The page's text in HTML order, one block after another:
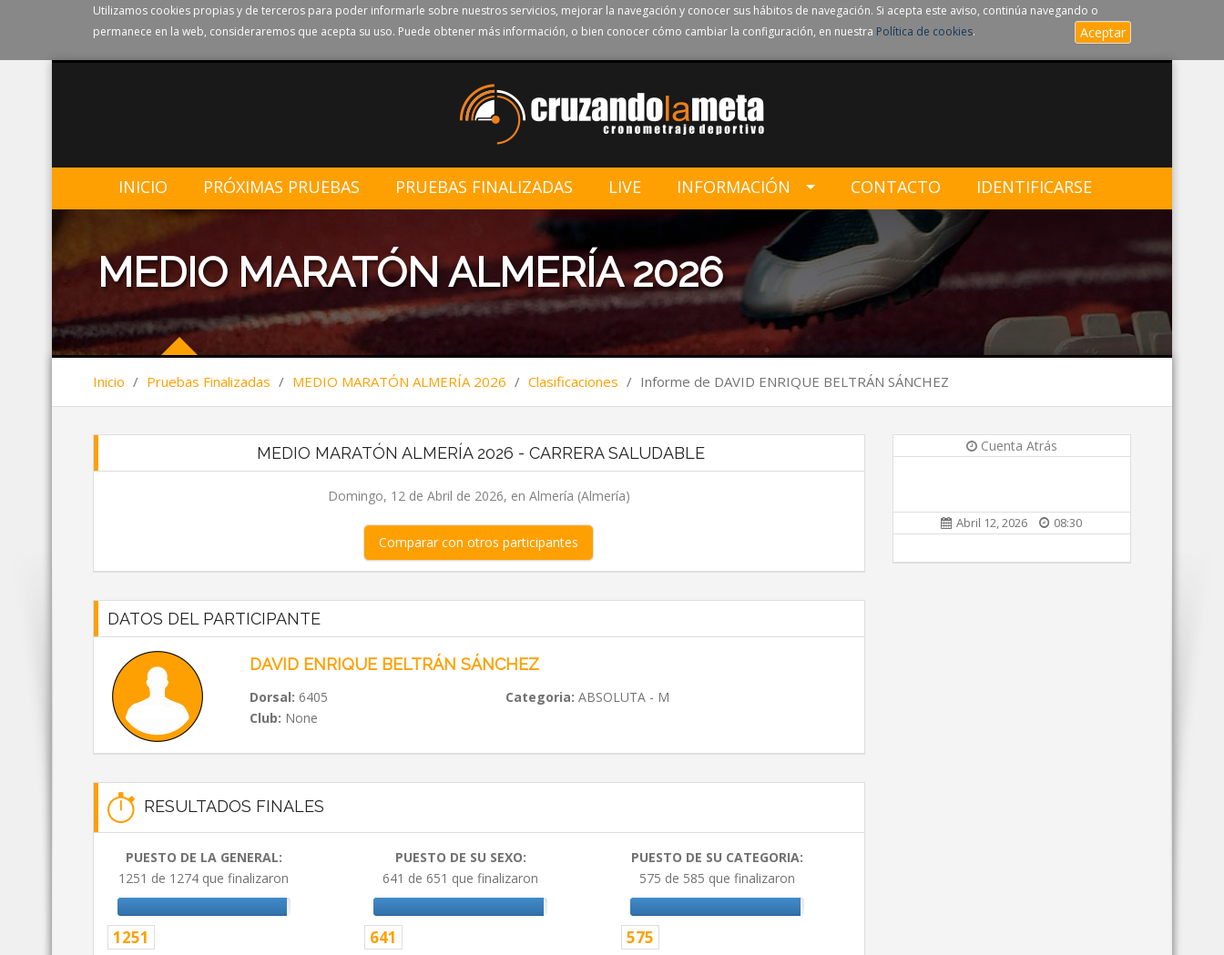
Utilizamos cookies propias y de terceros para poder informarle sobre nuestros servicios, mejorar la navegación y conocer sus hábitos de navegación. Si acepta este aviso, continúa navegando o
permanece en la web, consideraremos que acepta su uso. Puede obtener más información, o bien conocer cómo cambiar la configuración, en nuestra Política de cookies. Aceptar
INICIO PRÓXIMAS PRUEBAS PRUEBAS FINALIZADAS LIVE INFORMACIÓN CONTACTO IDENTIFICARSE
MEDIO MARATÓN ALMERÍA 2026
Inicio / Pruebas Finalizadas / MEDIO MARATÓN ALMERÍA 2026 / Clasificaciones / Informe de DAVID ENRIQUE BELTRÁN SÁNCHEZ
MEDIO MARATÓN ALMERÍA 2026 - CARRERA SALUDABLE
Domingo, 12 de Abril de 2026, en Almería (Almería)
Comparar con otros participantes
DATOS DEL PARTICIPANTE
DAVID ENRIQUE BELTRÁN SÁNCHEZ
Dorsal: 6405 Categoria: ABSOLUTA - M
Club: None
RESULTADOS FINALES
PUESTO DE LA GENERAL:
1251 de 1274 que finalizaron
1251
PUESTO DE SU SEXO:
641 de 651 que finalizaron
641
PUESTO DE SU CATEGORIA:
575 de 585 que finalizaron
575
Cuenta Atrás
Abril 12, 2026 08:30